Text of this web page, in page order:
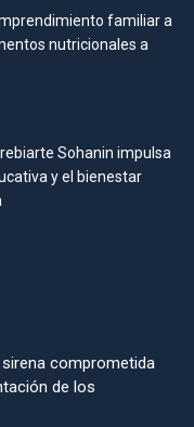
familiar a
nutricionales a
Sohanin impulsa
y el bienestar
comprometida
de los